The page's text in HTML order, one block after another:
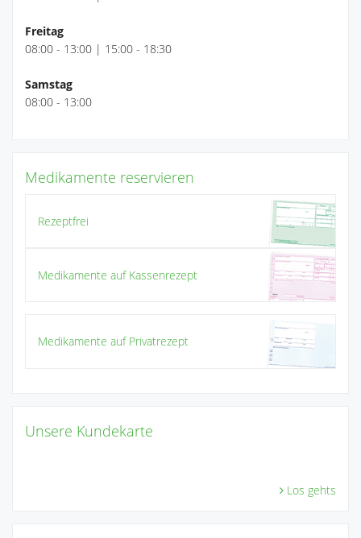
Freitag
08:00 - 13:00 | 15:00 - 18:30
Samstag
08:00 - 13:00
Medikamente reservieren
Rezeptfrei
Medikamente auf Kassenrezept
Medikamente auf Privatrezept
Unsere Kundekarte
Los gehts